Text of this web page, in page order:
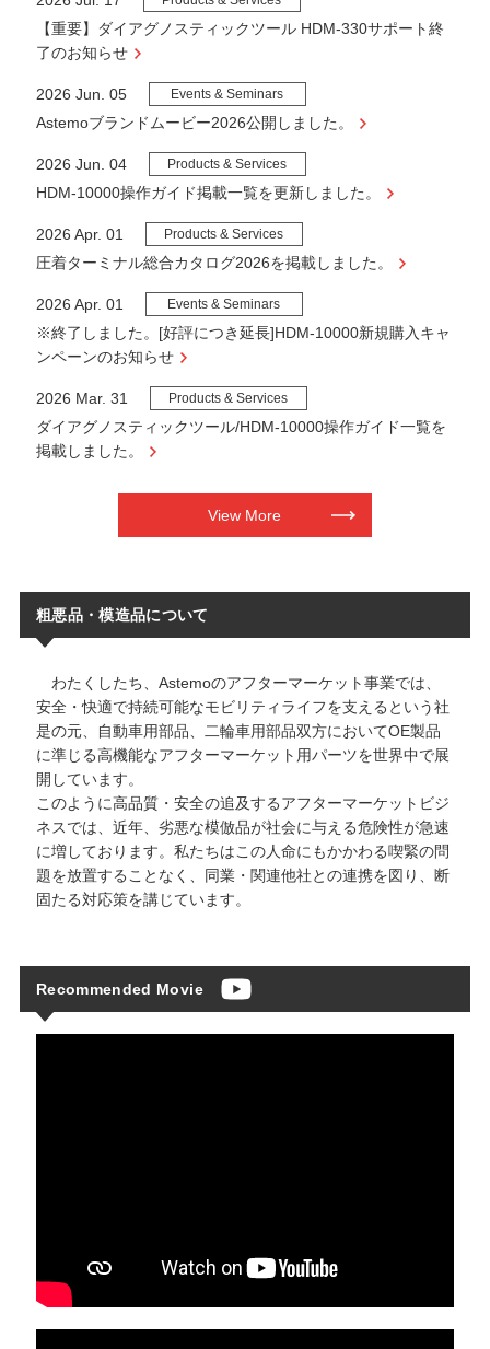
【重要】ダイアグノスティックツール HDM-330サポート終
了のお知らせ
Astemoブランドムービー2026公開しました。
2026 Jun. 05 Events & Seminars
HDM-10000操作ガイド掲載一覧を更新しました。
2026 Jun. 04 Products & Services
圧着ターミナル総合カタログ2026を掲載しました。
2026 Apr. 01 Products & Services
※終了しました。[好評につき延長]HDM-10000新規購入キャ
ンペーンのお知らせ
2026 Apr. 01 Events & Seminars
ダイアグノスティックツール/HDM-10000操作ガイド一覧を
掲載しました。
2026 Mar. 31 Products & Services
View More
粗悪品・模造品について
わたくしたち、Astemoのアフターマーケット事業では、
安全・快適で持続可能なモビリティライフを支えるという社
是の元、自動車用部品、二輪車用部品双方においてOE製品
に準じる高機能なアフターマーケット用パーツを世界中で展
開しています。
このように高品質・安全の追及するアフターマーケットビジ
ネスでは、近年、劣悪な模倣品が社会に与える危険性が急速
に増しております。私たちはこの人命にもかかわる喫緊の問
題を放置することなく、同業・関連他社との連携を図り、断
固たる対応策を講じています。
Recommended Movie